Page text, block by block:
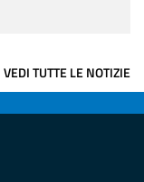
VEDI TUTTE LE NOTIZIE